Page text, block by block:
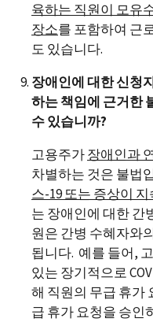
육하는 직원이 모유
장소를 포함하여 근
도 있습니다.
장애인에 대한 신청
하는 책임에 근거한
수 있습니까?
고용주가장애인과
차별하는 것은 불법
스-19또는 증상이
는 장애인에 대한 간
원은 간병 수혜자와
됩니다. 예를 들어,
있는 장기적으로
해 직원의 무급 휴가
급 휴가 요청을 승인